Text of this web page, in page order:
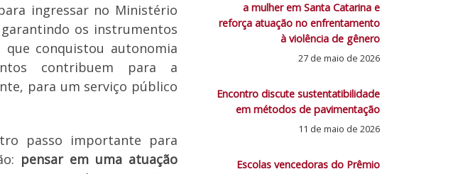
ingressar no Ministério
garantindo os instrumentos
conquistou autonomia
contribuem para a
para um serviço público
passo importante para
pensar em uma atuação
a mulher em Santa Catarina e
reforça atuação no enfrentamento
à violência de gênero
27 de maio de 2026
Encontro discute sustentatibilidade
em métodos de pavimentação
11 de maio de 2026
Escolas vencedoras do Prêmio